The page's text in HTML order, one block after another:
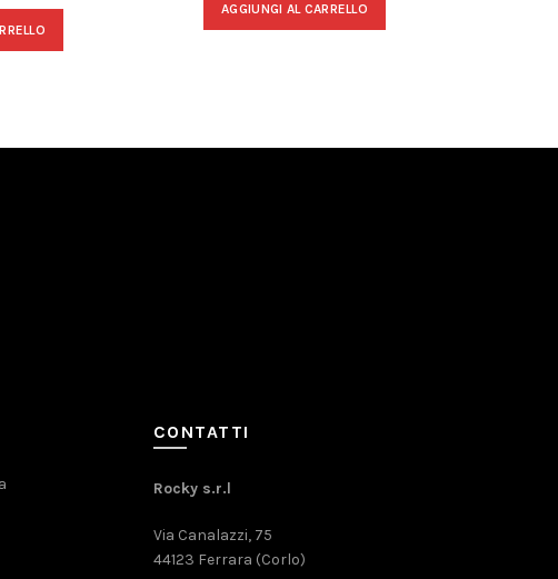
AGGIUNGI AL CARRELLO
CONTATTI
Rocky s.r.l
Via Canalazzi, 75
44123 Ferrara (Corlo)